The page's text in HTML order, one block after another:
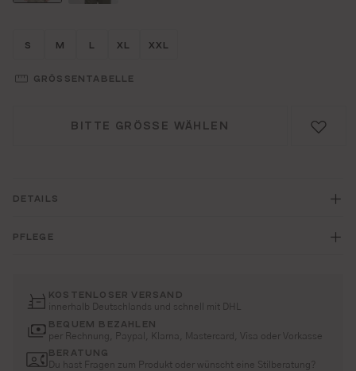
Größe wählen
S Größe wählen
M Größe wählen
L Größe wählen
XL Größe wählen
XXL
GRÖSSENTABELLE
BITTE GRÖSSE WÄHLEN
DETAILS
PFLEGE
KOSTENLOSER VERSAND
innerhalb Deutschlands und schnell mit DHL
BEQUEM BEZAHLEN
per Rechnung, Paypal, Klarna, Mastercard, Visa oder Vorkasse
BERATUNG
Du hast Fragen zum Produkt oder wünscht eine Stilberatung?